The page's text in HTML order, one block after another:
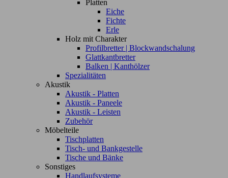
Platten
Eiche
Fichte
Erle
Holz mit Charakter
Profilbretter | Blockwandschalung
Glattkantbretter
Balken | Kanthölzer
Spezialitäten
Akustik
Akustik - Platten
Akustik - Paneele
Akustik - Leisten
Zubehör
Möbelteile
Tischplatten
Tisch- und Bankgestelle
Tische und Bänke
Sonstiges
Handlaufsysteme